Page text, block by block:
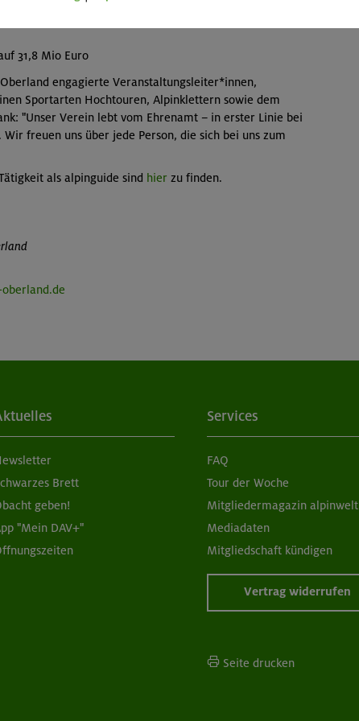
31,8 Mio Euro
engagierte Veranstaltungsleiter*innen,
Sportarten Hochtouren, Alpinklettern sowie dem
"Unser Verein lebt vom Ehrenamt – in erster Linie bei
freuen uns über jede Person, die sich bei uns zum
als alpinguide sind hier zu finden.
Brett
geben!
"Mein DAV+"
Services
FAQ
Tour der Woche
Mitgliedermagazin alpinwelt
Mediadaten
Mitgliedschaft kündigen
Vertrag widerrufen
Seite drucken